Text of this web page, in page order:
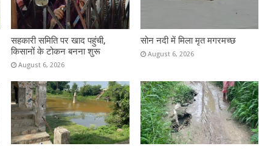
सहकारी समिति पर खाद पहुंची,
किसानों के टोकन बनना शुरू
August 6, 2026
सोन नदी में मिला मृत मगरमच्छ
August 6, 2026